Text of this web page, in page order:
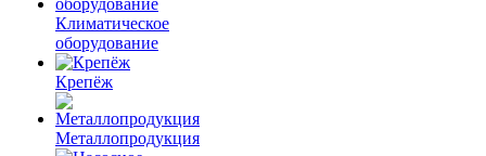
Климатическое
оборудование
Крепёж
Металлопродукция